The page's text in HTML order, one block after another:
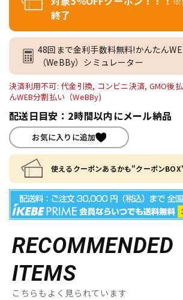
終了
48回まで金利手数料無料!かんたん
（WeBBy）シミュレーター
決済利用不可: 代金引換, コンビニ決済, GMO後
んWEB分割払い（WeBBy)
配送日目安：2時間以内にメール納品
お気に入りに追加
使えるクーポンあるかも"クーポン
RECOMMENDED
ITEMS
こちらもよく見られています